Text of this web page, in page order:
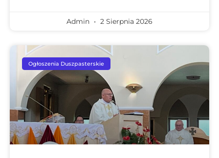
Admin 2 Sierpnia 2026
Ogłoszenia Duszpasterskie